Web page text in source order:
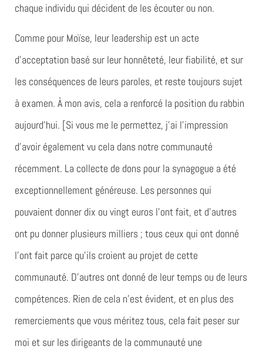
chaque individu qui décident de les écouter ou non.
Comme pour Moïse, leur leadership est un acte
d’acceptation basé sur leur honnêteté, leur fiabilité, et sur
les conséquences de leurs paroles, et reste toujours sujet
à examen. À mon avis, cela a renforcé la position du rabbin
aujourd’hui. [Si vous me le permettez, j’ai l’impression
d’avoir également vu cela dans notre communauté
récemment. La collecte de dons pour la synagogue a été
exceptionnellement généreuse. Les personnes qui
pouvaient donner dix ou vingt euros l’ont fait, et d’autres
ont pu donner plusieurs milliers ; tous ceux qui ont donné
l’ont fait parce qu’ils croient au projet de cette
communauté. D’autres ont donné de leur temps ou de leurs
compétences. Rien de cela n’est évident, et en plus des
remerciements que vous méritez tous, cela fait peser sur
moi et sur les dirigeants de la communauté une